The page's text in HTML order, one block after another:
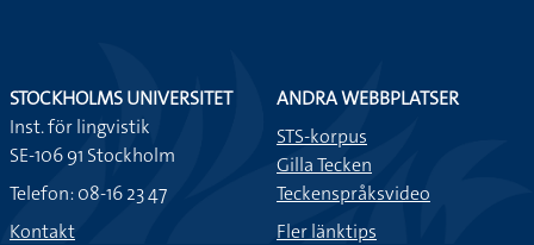
STOCKHOLMS UNIVERSITET
Inst. för lingvistik
SE-106 91 Stockholm
Telefon: 08-16 23 47
Kontakt
ANDRA WEBBPLATSER
STS-korpus
Gilla Tecken
Teckenspråksvideo
Fler länktips